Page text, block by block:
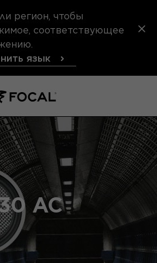
регион, чтобы
соответствующее
язык
AC